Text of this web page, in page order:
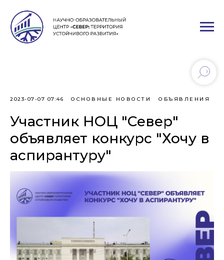
2023-07-07 07:46 ОСНОВНЫЕ НОВОСТИ ОБЪЯВЛЕНИЯ
Участник НОЦ "Север"
объявляет конкурс "Хочу в
аспирантуру"